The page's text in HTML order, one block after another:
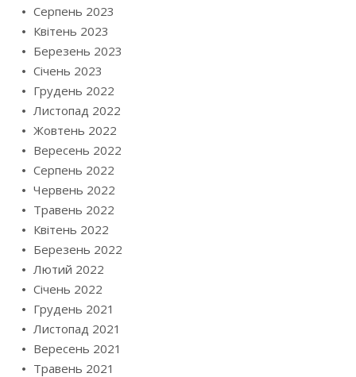
Серпень 2023
Квітень 2023
Березень 2023
Січень 2023
Грудень 2022
Листопад 2022
Жовтень 2022
Вересень 2022
Серпень 2022
Червень 2022
Травень 2022
Квітень 2022
Березень 2022
Лютий 2022
Січень 2022
Грудень 2021
Листопад 2021
Вересень 2021
Травень 2021